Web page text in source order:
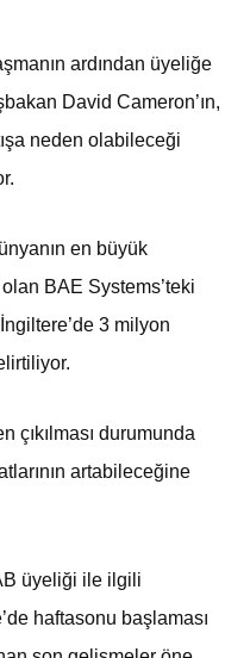
ardından üyeliğe
David Cameron’ın,
neden olabileceği
en büyük
BAE Systems’teki
3 milyon
çıkılması durumunda
artabileceğine
üyeliği ile ilgili
haftasonu başlaması